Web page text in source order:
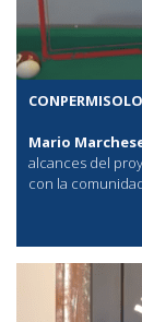
Mario
alcances del
con la